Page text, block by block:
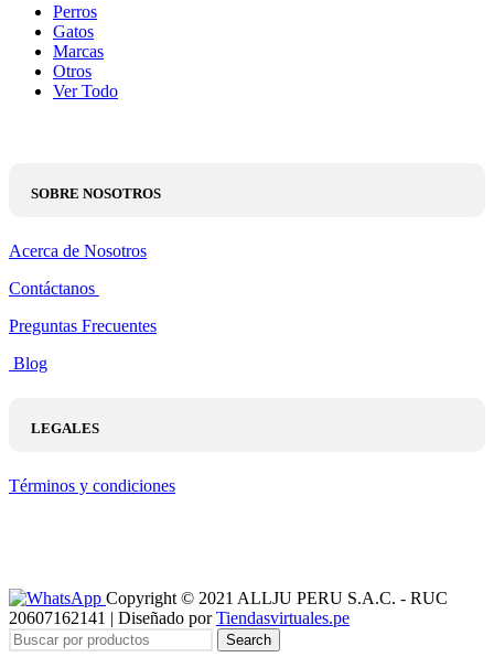
Perros
Gatos
Marcas
Otros
Ver Todo
SOBRE NOSOTROS
Acerca de Nosotros
Contáctanos
Preguntas Frecuentes
Blog
LEGALES
Términos y condiciones
Copyright © 2021 ALLJU PERU S.A.C. - RUC
20607162141 | Diseñado porTiendasvirtuales.pe
Search